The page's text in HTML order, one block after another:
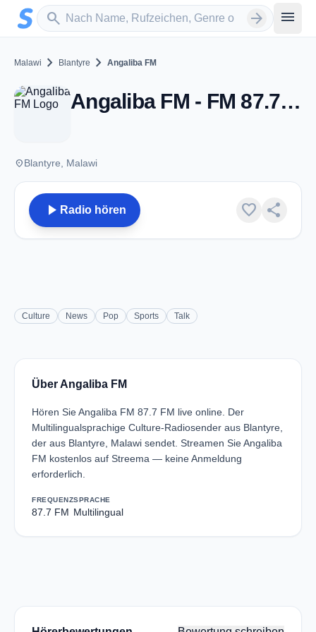
Zum Hauptinhalt springen
search
Sender suchen arrow_forward menu
Malawi chevron_right Blantyre chevron_right Angaliba FM
Angaliba FM - FM 87.7 - Blantyre
placeBlantyre, Malawi
play_arrow Radio hören favorite share
Culture News Pop Sports Talk
Über Angaliba FM
Hören Sie Angaliba FM 87.7 FM live online. Der
Multilingualsprachige Culture-Radiosender aus Blantyre,
der aus Blantyre, Malawi sendet. Streamen Sie Angaliba
FM kostenlos auf Streema — keine Anmeldung
erforderlich.
FREQUENZ
87.7 FM
SPRACHE
Multilingual